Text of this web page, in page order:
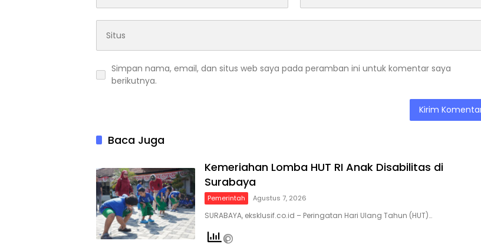
Simpan nama, email, dan situs web saya pada peramban ini untuk komentar saya
berikutnya.
Baca Juga
Kemeriahan Lomba HUT RI Anak Disabilitas di
Surabaya
Pemerintah Agustus 7, 2026
SURABAYA, eksklusif.co.id – Peringatan Hari Ulang Tahun (HUT)…